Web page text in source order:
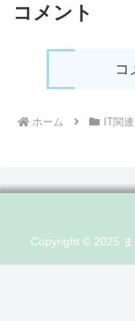
コメント
コ
ホーム IT関連
Copyright © 2025